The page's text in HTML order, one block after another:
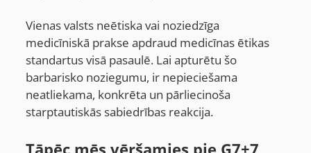
Vienas valsts neētiska vai noziedzīga
medicīniskā prakse apdraud medicīnas ētikas
standartus visā pasaulē. Lai apturētu šo
barbarisko noziegumu, ir nepieciešama
neatliekama, konkrēta un pārliecinoša
starptautiskās sabiedrības reakcija.